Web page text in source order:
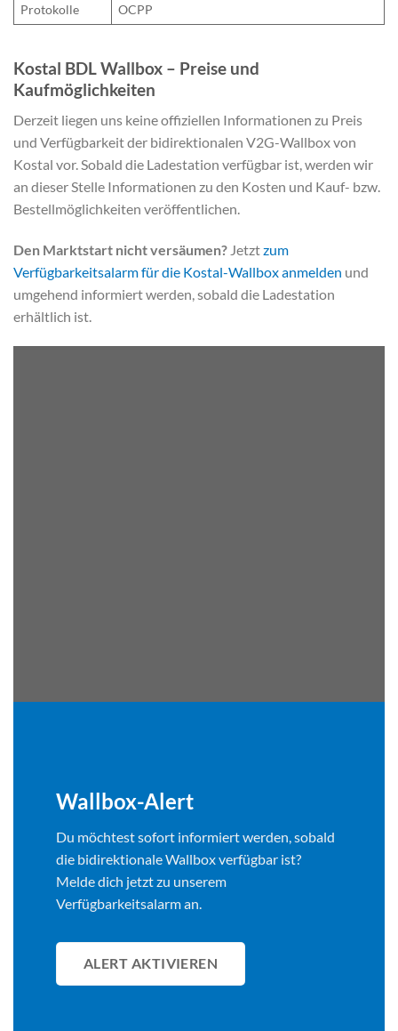
Protokolle
OCPP
Kostal BDL Wallbox – Preise und
Kaufmöglichkeiten
Derzeit liegen uns keine offiziellen Informationen zu Preis
und Verfügbarkeit der bidirektionalen V2G-Wallbox von
Kostal vor. Sobald die Ladestation verfügbar ist, werden wir
an dieser Stelle Informationen zu den Kosten und Kauf- bzw.
Bestellmöglichkeiten veröffentlichen.
Den Marktstart nicht versäumen? Jetztzum
Verfügbarkeitsalarm für die Kostal-Wallbox anmelden und
umgehend informiert werden, sobald die Ladestation
erhältlich ist.
Wallbox-Alert
Du möchtest sofort informiert werden, sobald
die bidirektionale Wallbox verfügbar ist?
Melde dich jetzt zu unserem
Verfügbarkeitsalarm an.
ALERT AKTIVIEREN